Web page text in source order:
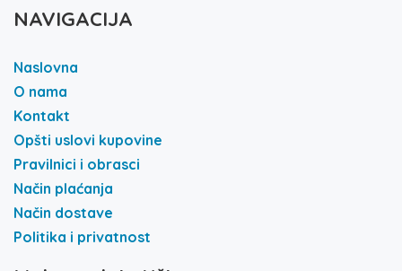
NAVIGACIJA
Naslovna
O nama
Kontakt
Opšti uslovi kupovine
Pravilnici i obrasci
Način plaćanja
Način dostave
Politika i privatnost